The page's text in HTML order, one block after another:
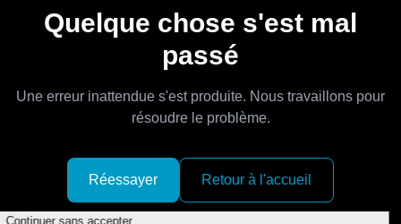
Quelque chose s'est mal
passé
Une erreur inattendue s'est produite. Nous travaillons pour
résoudre le problème.
Réessayer Retour à l'accueil